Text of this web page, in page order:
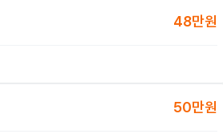
48만원
50만원